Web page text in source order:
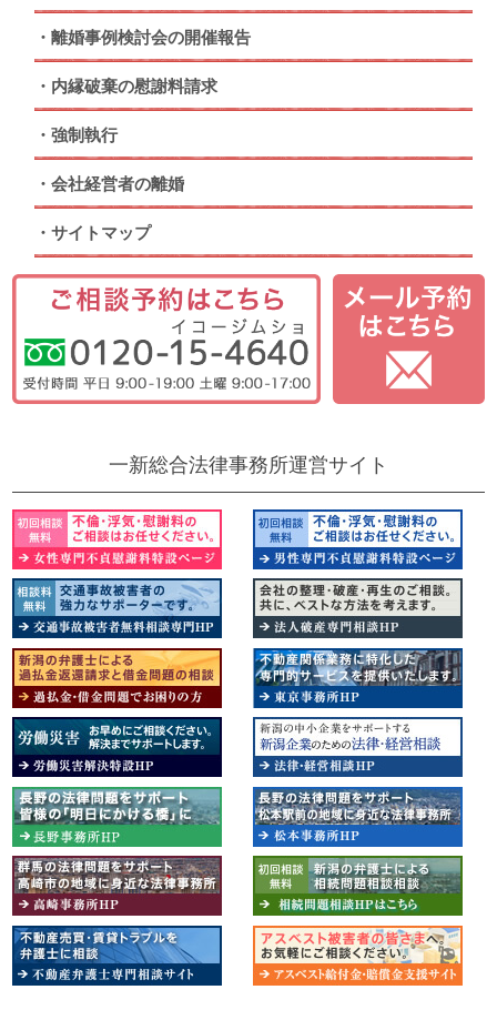
離婚事例検討会の開催報告
内縁破棄の慰謝料請求
強制執行
会社経営者の離婚
サイトマップ
一新総合法律事務所運営サイト